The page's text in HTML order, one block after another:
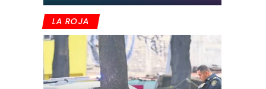
LA ROJA